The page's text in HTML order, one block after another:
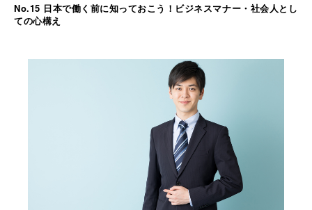
No.15 日本で働く前に知っておこう！ビジネスマナー・社会人とし
ての心構え